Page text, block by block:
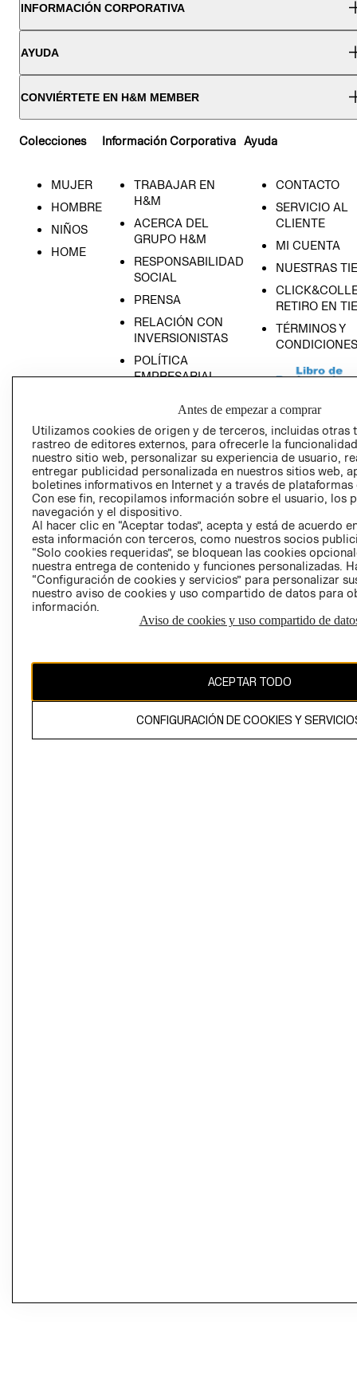
INFORMACIÓN CORPORATIVA
AYUDA
CONVIÉRTETE EN H&M MEMBER
Colecciones
MUJER
HOMBRE
NIÑOS
HOME
Información Corporativa
TRABAJAR EN
H&M
ACERCA DEL
GRUPO H&M
RESPONSABILIDAD
SOCIAL
PRENSA
RELACIÓN CON
INVERSIONISTAS
POLÍTICA
EMPRESARIAL
Ayuda
CONTACTO
SERVICIO AL
CLIENTE
MI CUENTA
NUESTRAS
RETIRO EN
TÉRMINOS Y
CONDICIONES
AVISO DE
PRIVACIDAD
GIFT CARD
El contenido de esta página web está protegido por copyright y es
Antes de empezar a comprar
Utilizamos cookies de origen y de terceros, incluidas otras
rastreo de editores externos, para ofrecerle la
nuestro sitio web, personalizar su experiencia de usuario,
entregar publicidad personalizada en nuestros sitios web,
boletines informativos en Internet y a través de plataformas
Con ese fin, recopilamos información sobre el usuario, los
navegación y el dispositivo.
Al hacer clic en “Aceptar todas”, acepta y está de acuerdo
esta información con terceros, como nuestros socios
“Solo cookies requeridas”, se bloquean las cookies
nuestra entrega de contenido y funciones personalizadas.
“Configuración de cookies y servicios” para personalizar
nuestro aviso de cookies y uso compartido de datos para
información.
Aviso de cookies y uso compartido de
ACEPTAR TODO
CONFIGURACIÓN DE COOKIES Y